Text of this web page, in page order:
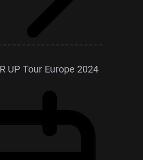
UP Tour Europe 2024